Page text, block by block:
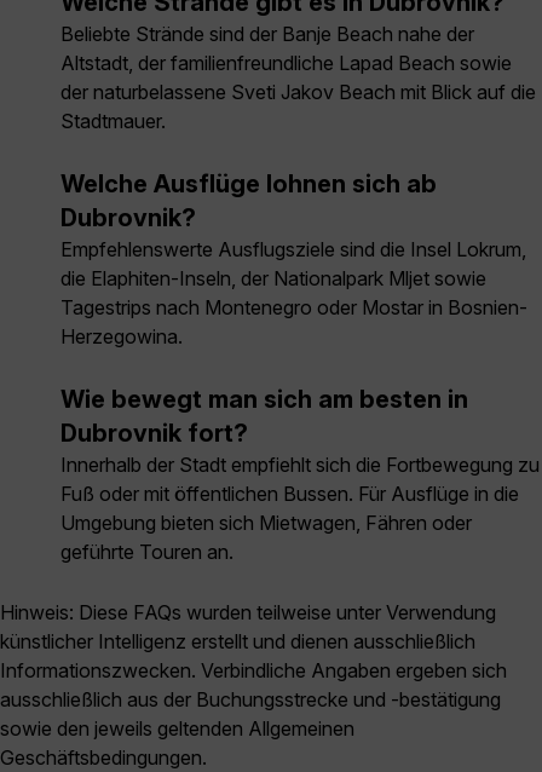
Beliebte Strände sind der Banje Beach nahe der
Altstadt, der familienfreundliche Lapad Beach sowie
der naturbelassene Sveti Jakov Beach mit Blick auf die
Stadtmauer.
Welche Ausflüge lohnen sich ab
Dubrovnik?
Empfehlenswerte Ausflugsziele sind die Insel Lokrum,
die Elaphiten-Inseln, der Nationalpark Mljet sowie
Tagestrips nach Montenegro oder Mostar in Bosnien-
Herzegowina.
Wie bewegt man sich am besten in
Dubrovnik fort?
Innerhalb der Stadt empfiehlt sich die Fortbewegung zu
Fuß oder mit öffentlichen Bussen. Für Ausflüge in die
Umgebung bieten sich Mietwagen, Fähren oder
geführte Touren an.
Hinweis: Diese FAQs wurden teilweise unter Verwendung
künstlicher Intelligenz erstellt und dienen ausschließlich
Informationszwecken. Verbindliche Angaben ergeben sich
ausschließlich aus der Buchungsstrecke und -bestätigung
sowie den jeweils geltenden Allgemeinen
Geschäftsbedingungen.